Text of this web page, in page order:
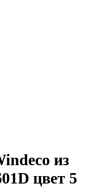
из
цвет 5